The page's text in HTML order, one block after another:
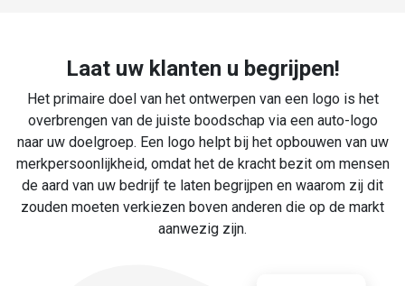
Laat uw klanten u begrijpen!
Het primaire doel van het ontwerpen van een logo is het
overbrengen van de juiste boodschap via een auto-logo
naar uw doelgroep. Een logo helpt bij het opbouwen van uw
merkpersoonlijkheid, omdat het de kracht bezit om mensen
de aard van uw bedrijf te laten begrijpen en waarom zij dit
zouden moeten verkiezen boven anderen die op de markt
aanwezig zijn.